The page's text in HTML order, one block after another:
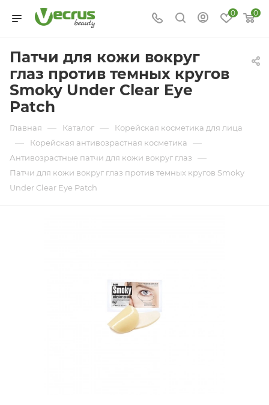
0 0
Патчи для кожи вокруг
глаз против темных кругов
Smoky Under Clear Eye
Patch
Главная — Каталог — Корейская косметика для лица
— Корейская антивозрастная косметика —
Антивозрастные патчи для кожи вокруг глаз —
Патчи для кожи вокруг глаз против темных кругов Smoky
Under Clear Eye Patch